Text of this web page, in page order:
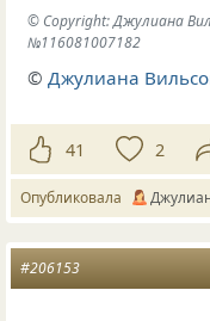
© Copyright: Джулиана
№116081007182
©Джулиана
41 2
Опубликовала
#206153